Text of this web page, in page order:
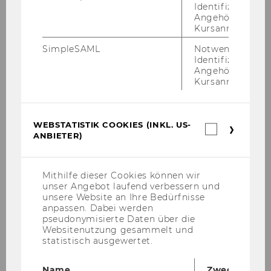
101 - Im Ge­spräch mit Oli­via
Rau­scher von der Wirt­schafts­
uni­ver­si­tät Wien
an Dritte übermittelt. Weitere Infos:
Datenschutzerklärung
ANZEIGEN
(OLIVIA
RAUSCHER)
Identifizierung
Angehörige/r für
Kursanmeldung.
SimpleSAML
Notwendig zur
Identifizierung
Angehörige/r für
Kursanmeldung.
WEBSTATISTIK COOKIES (INKL. US-
ANBIETER)
Mithilfe dieser Cookies können wir
unser Angebot laufend verbessern und
unsere Website an Ihre Bedürfnisse
anpassen. Dabei werden
pseudonymisierte Daten über die
Websitenutzung gesammelt und
statistisch ausgewertet.